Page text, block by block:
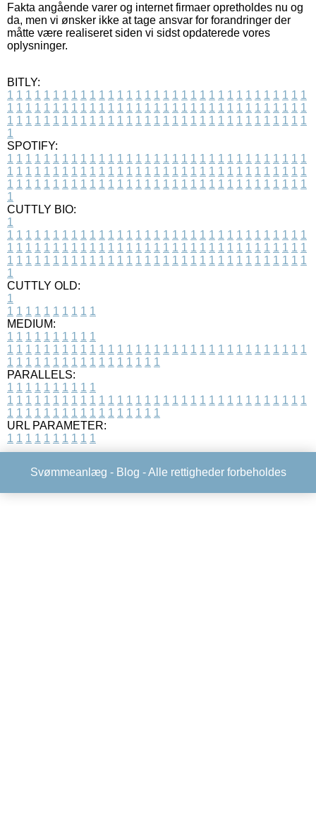
Fakta angående varer og internet firmaer opretholdes nu og
da, men vi ønsker ikke at tage ansvar for forandringer der
måtte være realiseret siden vi sidst opdaterede vores
oplysninger.
BITLY:
1 1 1 1 1 1 1 1 1 1 1 1 1 1 1 1 1 1 1 1 1 1 1 1 1 1 1 1 1 1 1 1 1
1 1 1 1 1 1 1 1 1 1 1 1 1 1 1 1 1 1 1 1 1 1 1 1 1 1 1 1 1 1 1 1 1
1 1 1 1 1 1 1 1 1 1 1 1 1 1 1 1 1 1 1 1 1 1 1 1 1 1 1 1 1 1 1 1 1
1
SPOTIFY:
1 1 1 1 1 1 1 1 1 1 1 1 1 1 1 1 1 1 1 1 1 1 1 1 1 1 1 1 1 1 1 1 1
1 1 1 1 1 1 1 1 1 1 1 1 1 1 1 1 1 1 1 1 1 1 1 1 1 1 1 1 1 1 1 1 1
1 1 1 1 1 1 1 1 1 1 1 1 1 1 1 1 1 1 1 1 1 1 1 1 1 1 1 1 1 1 1 1 1
1
CUTTLY BIO:
1
1 1 1 1 1 1 1 1 1 1 1 1 1 1 1 1 1 1 1 1 1 1 1 1 1 1 1 1 1 1 1 1 1
1 1 1 1 1 1 1 1 1 1 1 1 1 1 1 1 1 1 1 1 1 1 1 1 1 1 1 1 1 1 1 1 1
1 1 1 1 1 1 1 1 1 1 1 1 1 1 1 1 1 1 1 1 1 1 1 1 1 1 1 1 1 1 1 1 1
1
CUTTLY OLD:
1
1 1 1 1 1 1 1 1 1 1
MEDIUM:
1 1 1 1 1 1 1 1 1 1
1 1 1 1 1 1 1 1 1 1 1 1 1 1 1 1 1 1 1 1 1 1 1 1 1 1 1 1 1 1 1 1 1
1 1 1 1 1 1 1 1 1 1 1 1 1 1 1 1 1
PARALLELS:
1 1 1 1 1 1 1 1 1 1
1 1 1 1 1 1 1 1 1 1 1 1 1 1 1 1 1 1 1 1 1 1 1 1 1 1 1 1 1 1 1 1 1
1 1 1 1 1 1 1 1 1 1 1 1 1 1 1 1 1
URL PARAMETER:
1 1 1 1 1 1 1 1 1 1
Svømmeanlæg - Blog - Alle rettigheder forbeholdes